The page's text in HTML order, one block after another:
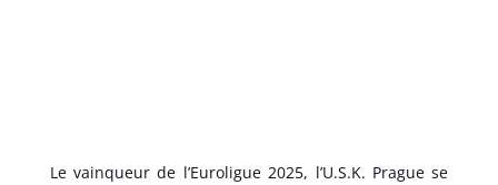
Le vainqueur de l’Euroligue 2025, l’U.S.K. Prague se